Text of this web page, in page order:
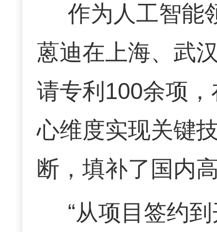
作为人工智能
蒽迪在上海、武
请专利100余项
心维度实现关键
断，填补了国内
“从项目签约